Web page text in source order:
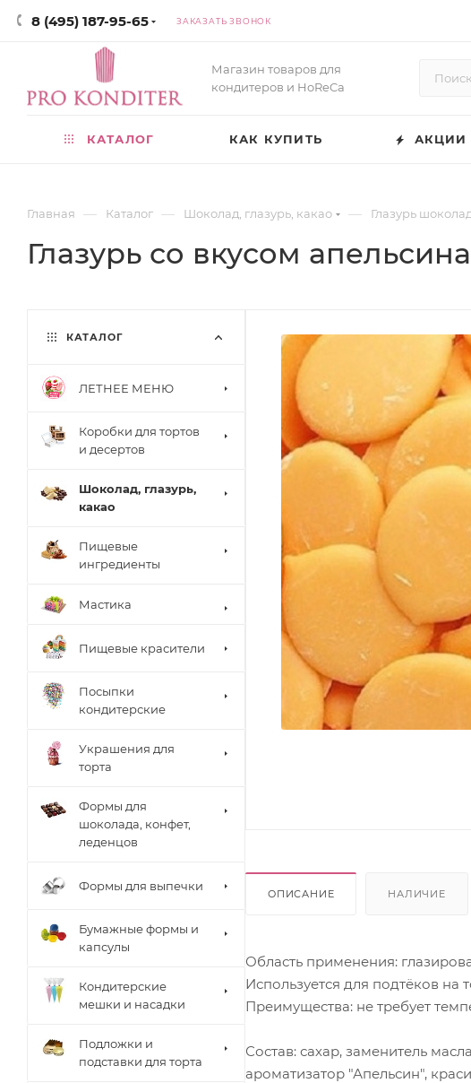
8 (495) 187-95-65 ЗАКАЗАТЬ ЗВОНОК
Магазин товаров для
кондитеров и HoReCa
КАТАЛОГ КАК КУПИТЬ АКЦИИ
Главная — Каталог — Шоколад, глазурь, какао — Глазурь
Глазурь со вкусом
ОПИСАНИЕ НАЛИЧИЕ
Область применения:
Используется для подтёков на
Преимущества: не требует
Состав: сахар, заменитель
ароматизатор "Апельсин",
КАТАЛОГ
ЛЕТНЕЕ МЕНЮ
Коробки для тортов
и десертов
Шоколад, глазурь,
какао
Пищевые
ингредиенты
Мастика
Пищевые красители
Посыпки
кондитерские
Украшения для
торта
Формы для
шоколада, конфет,
леденцов
Формы для выпечки
Бумажные формы и
капсулы
Кондитерские
мешки и насадки
Подложки и
подставки для торта